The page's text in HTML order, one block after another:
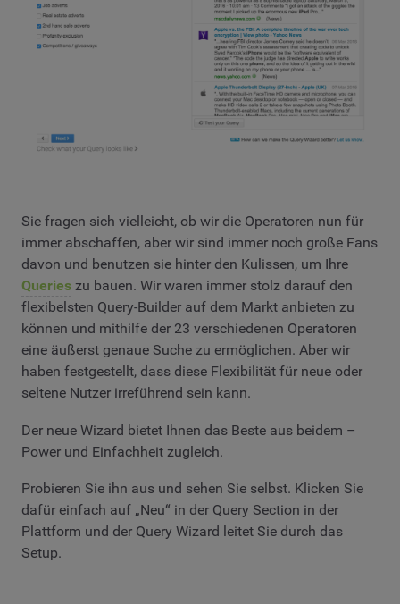
Sie fragen sich vielleicht, ob wir die Operatoren nun für
immer abschaffen, aber wir sind immer noch große Fans
davon und benutzen sie hinter den Kulissen, um Ihre
Queries zu bauen. Wir waren immer stolz darauf den
flexibelsten Query-Builder auf dem Markt anbieten zu
können und mithilfe der 23 verschiedenen Operatoren
eine äußerst genaue Suche zu ermöglichen. Aber wir
haben festgestellt, dass diese Flexibilität für neue oder
seltene Nutzer irreführend sein kann.
Der neue Wizard bietet Ihnen das Beste aus beidem –
Power und Einfachheit zugleich.
Probieren Sie ihn aus und sehen Sie selbst. Klicken Sie
dafür einfach auf „Neu“ in der Query Section in der
Plattform und der Query Wizard leitet Sie durch das
Setup.